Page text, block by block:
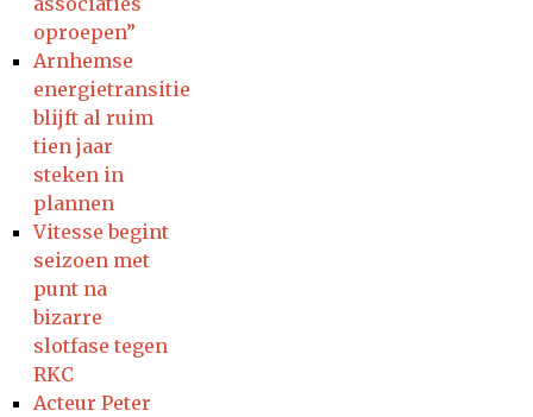
oproepen”
Arnhemse
energietransitie
blijft al ruim
tien jaar
steken in
plannen
Vitesse begint
seizoen met
punt na
bizarre
slotfase tegen
RKC
Acteur Peter